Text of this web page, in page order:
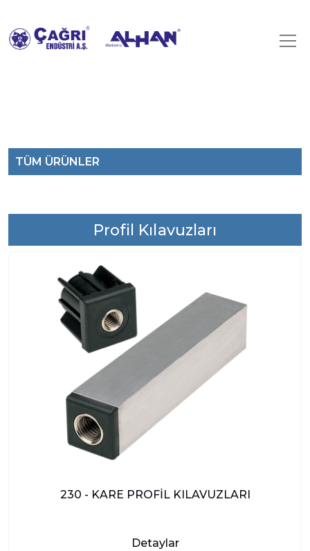
TÜM ÜRÜNLER
Profil Kılavuzları
230 - KARE PROFİL KILAVUZLARI
Detaylar